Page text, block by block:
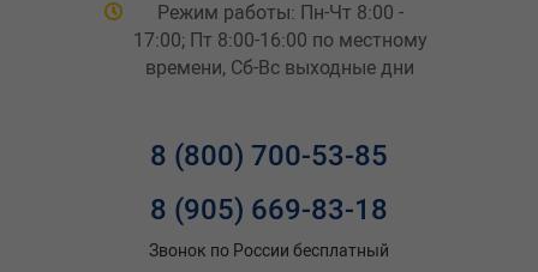
Режим работы: Пн-Чт 8:00 -
17:00; Пт 8:00-16:00 по местному
времени, Сб-Вс выходные дни
8 (800) 700-53-85
8 (905) 669-83-18
Звонок по России бесплатный